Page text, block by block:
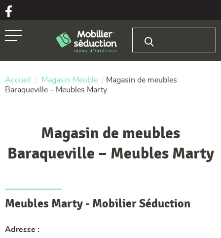
Aller au texte
Aller au menu
Accueil Magasin Meuble
Magasin de meubles
Baraqueville – Meubles Marty
Magasin de meubles
Baraqueville – Meubles Marty
Meubles Marty - Mobilier Séduction
Adresse :